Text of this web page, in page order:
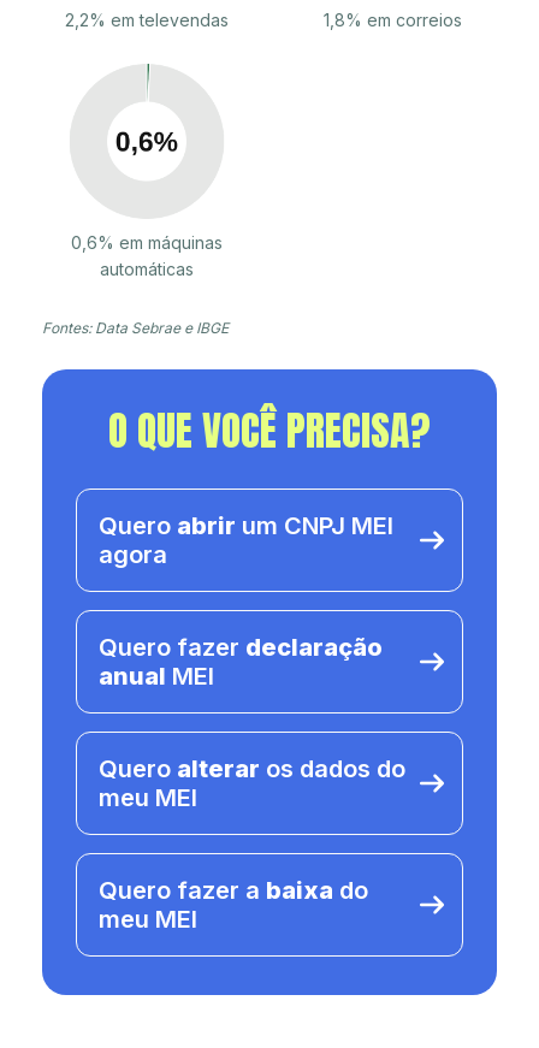
2,2% em televendas 1,8% em correios
0,6% em máquinas
automáticas
Fontes: Data Sebrae e IBGE
O QUE VOCÊ PRECISA?
Quero abrir um CNPJ MEI
agora
Quero fazer declaração
anual MEI
Quero alterar os dados do
meu MEI
Quero fazer a baixa do
meu MEI